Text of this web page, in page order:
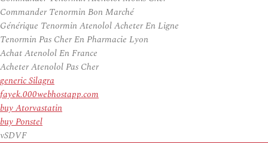
Commander Tenormin Bon Marché
Générique Tenormin Atenolol Acheter En Ligne
Tenormin Pas Cher En Pharmacie Lyon
Achat Atenolol En France
Acheter Atenolol Pas Cher
generic Silagra
fayek.000webhostapp.com
buy Atorvastatin
buy Ponstel
vSDVF